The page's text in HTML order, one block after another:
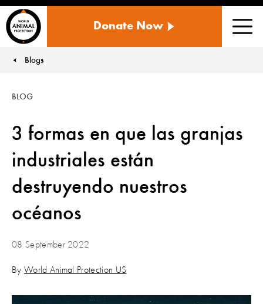
ANIMAL
US
Donate Now
You are here:
Blogs
3 formas en que las granjas
industriales están
destruyendo nuestros
océanos
BLOG
08 September 2022
By World Animal Protection US